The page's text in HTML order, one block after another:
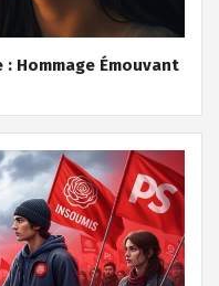
Hommage Émouvant